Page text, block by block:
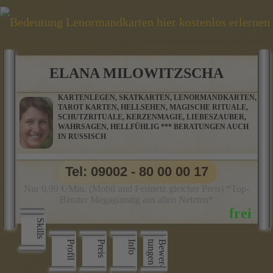
ELANA MILOWITZSCHA
KARTENLEGEN, SKATKARTEN, LENORMANDKARTEN,
TAROT KARTEN, HELLSEHEN, MAGISCHE RITUALE,
SCHUTZRITUALE, KERZENMAGIE, LIEBESZAUBER,
WAHRSAGEN, HELLFÜHLIG *** BERATUNGEN AUCH
IN RUSSISCH
Skills
Profil
Preis Info B
e
w
e
r
­
t
u
n
g
e
n
Tel: 09002 - 80 00 00 17